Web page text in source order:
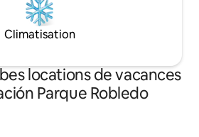
Climatisation
locations de vacances
Parque Robledo